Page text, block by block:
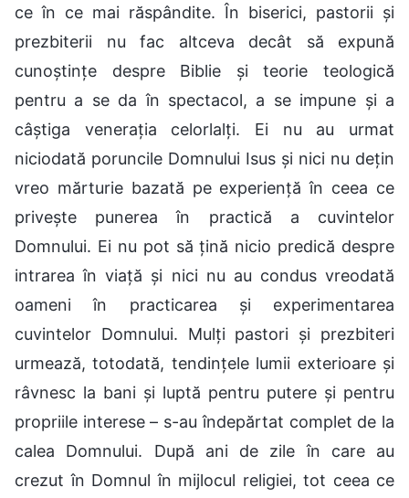
ce în ce mai răspândite. În biserici, pastorii și
prezbiterii nu fac altceva decât să expună
cunoștințe despre Biblie și teorie teologică
pentru a se da în spectacol, a se impune și a
câștiga venerația celorlalți. Ei nu au urmat
niciodată poruncile Domnului Isus și nici nu dețin
vreo mărturie bazată pe experiență în ceea ce
privește punerea în practică a cuvintelor
Domnului. Ei nu pot să țină nicio predică despre
intrarea în viață și nici nu au condus vreodată
oameni în practicarea și experimentarea
cuvintelor Domnului. Mulți pastori și prezbiteri
urmează, totodată, tendințele lumii exterioare și
râvnesc la bani și luptă pentru putere și pentru
propriile interese – s-au îndepărtat complet de la
calea Domnului. După ani de zile în care au
crezut în Domnul în mijlocul religiei, tot ceea ce